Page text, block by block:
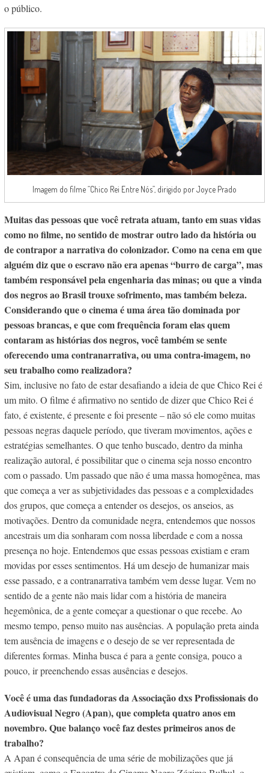
o público.
Imagem do filme “Chico Rei Entre Nós”, dirigido por Joyce Prado
Muitas das pessoas que você retrata atuam, tanto em suas vidas
como no filme, no sentido de mostrar outro lado da história ou
de contrapor a narrativa do colonizador. Como na cena em que
alguém diz que o escravo não era apenas “burro de carga”, mas
também responsável pela engenharia das minas; ou que a vinda
dos negros ao Brasil trouxe sofrimento, mas também beleza.
Considerando que o cinema é uma área tão dominada por
pessoas brancas, e que com frequência foram elas quem
contaram as histórias dos negros, você também se sente
oferecendo uma contranarrativa, ou uma contra-imagem, no
seu trabalho como realizadora?
Sim, inclusive no fato de estar desafiando a ideia de que Chico Rei é
um mito. O filme é afirmativo no sentido de dizer que Chico Rei é
fato, é existente, é presente e foi presente – não só ele como muitas
pessoas negras daquele período, que tiveram movimentos, ações e
estratégias semelhantes. O que tenho buscado, dentro da minha
realização autoral, é possibilitar que o cinema seja nosso encontro
com o passado. Um passado que não é uma massa homogênea, mas
que começa a ver as subjetividades das pessoas e a complexidades
dos grupos, que começa a entender os desejos, os anseios, as
motivações. Dentro da comunidade negra, entendemos que nossos
ancestrais um dia sonharam com nossa liberdade e com a nossa
presença no hoje. Entendemos que essas pessoas existiam e eram
movidas por esses sentimentos. Há um desejo de humanizar mais
esse passado, e a contranarrativa também vem desse lugar. Vem no
sentido de a gente não mais lidar com a história de maneira
hegemônica, de a gente começar a questionar o que recebe. Ao
mesmo tempo, penso muito nas ausências. A população preta ainda
tem ausência de imagens e o desejo de se ver representada de
diferentes formas. Minha busca é para a gente consiga, pouco a
pouco, ir preenchendo essas ausências e desejos.
Você é uma das fundadoras da Associação dxs Profissionais do
Audiovisual Negro (Apan), que completa quatro anos em
novembro. Que balanço você faz destes primeiros anos de
trabalho?
A Apan é consequência de uma série de mobilizações que já